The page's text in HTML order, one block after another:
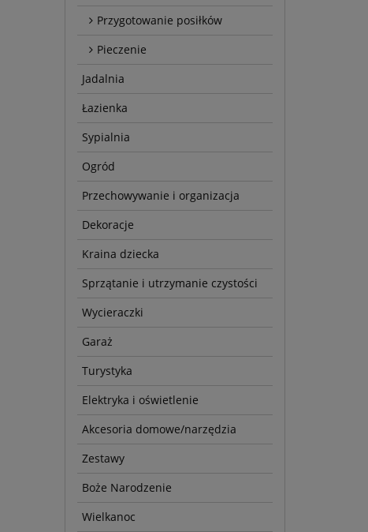
Przygotowanie posiłków
Pieczenie
Jadalnia
Łazienka
Sypialnia
Ogród
Przechowywanie i organizacja
Dekoracje
Kraina dziecka
Sprzątanie i utrzymanie czystości
Wycieraczki
Garaż
Turystyka
Elektryka i oświetlenie
Akcesoria domowe/narzędzia
Zestawy
Boże Narodzenie
Wielkanoc